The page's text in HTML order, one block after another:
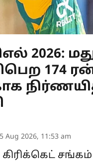
2026:
174
Aug 2026, 11:53 am
கிரிக்கெட் சங்கம்